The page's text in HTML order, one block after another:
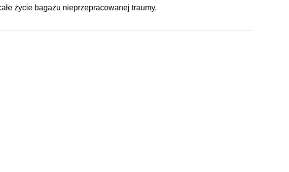
życie bagażu nieprzepracowanej traumy.